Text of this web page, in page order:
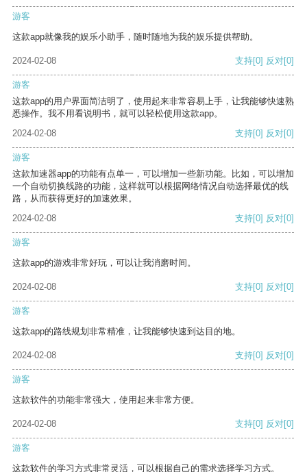
游客
这款app就像我的娱乐小助手，随时随地为我的娱乐提供帮助。
2024-02-08 支持[0] 反对[0]
游客
这款app的用户界面简洁明了，使用起来非常容易上手，让我能够快速熟
悉操作。我不用看说明书，就可以轻松使用这款app。
2024-02-08
支持[0] 反对[0]
游客
这款加速器app的功能有点单一，可以增加一些新功能。比如，可以增加
一个自动切换线路的功能，这样就可以根据网络情况自动选择最优的线
路，从而获得更好的加速效果。
2024-02-08
支持[0] 反对[0]
游客
这款app的游戏非常好玩，可以让我消磨时间。
2024-02-08 支持[0] 反对[0]
游客
这款app的路线规划非常精准，让我能够快速到达目的地。
2024-02-08 支持[0] 反对[0]
游客
这款软件的功能非常强大，使用起来非常方便。
2024-02-08 支持[0] 反对[0]
游客
这款软件的学习方式非常灵活，可以根据自己的需求选择学习方式。